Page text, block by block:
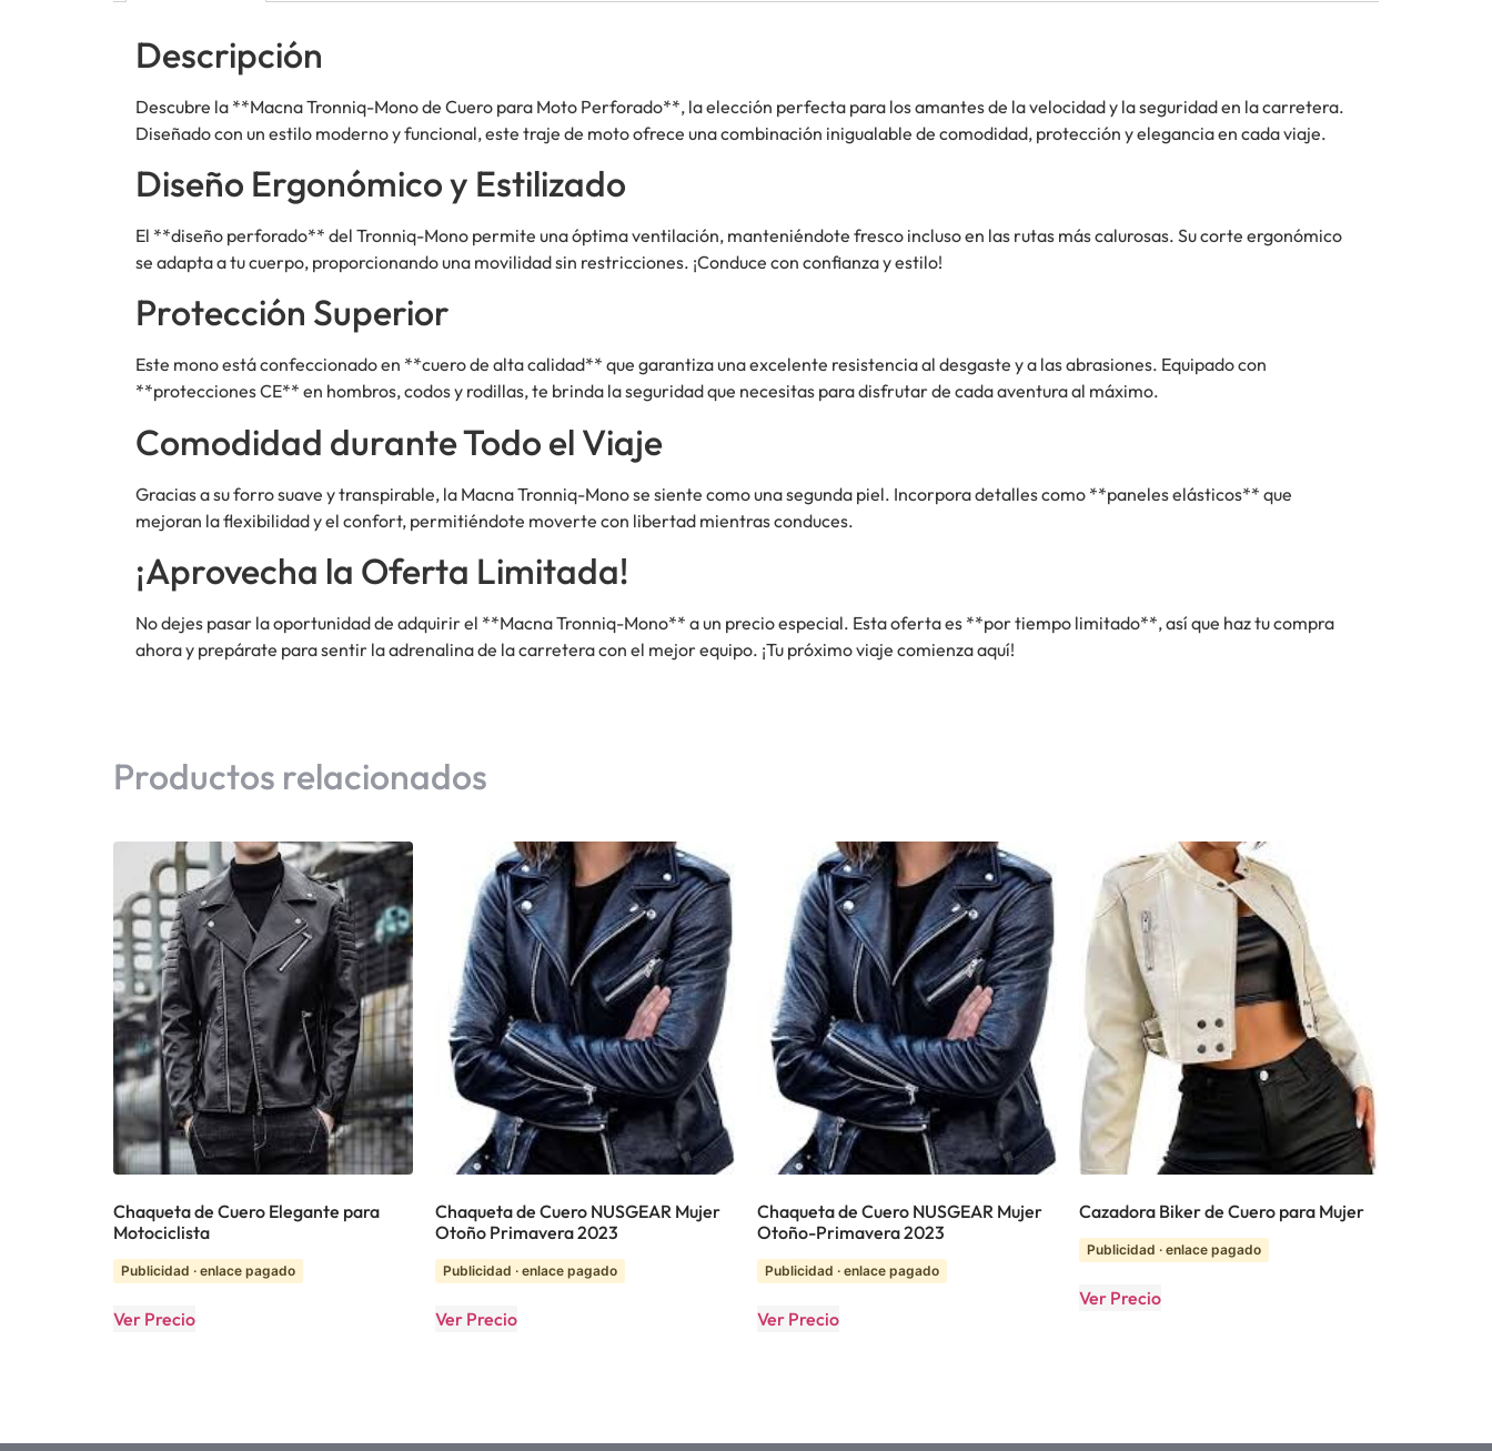
Descripción
Descubre la **Macna Tronniq-Mono de Cuero para Moto Perforado**, la elección perfecta para los amantes de la velocidad y la seguridad en la carretera.
Diseñado con un estilo moderno y funcional, este traje de moto ofrece una combinación inigualable de comodidad, protección y elegancia en cada viaje.
Diseño Ergonómico y Estilizado
El **diseño perforado** del Tronniq-Mono permite una óptima ventilación, manteniéndote fresco incluso en las rutas más calurosas. Su corte ergonómico
se adapta a tu cuerpo, proporcionando una movilidad sin restricciones. ¡Conduce con confianza y estilo!
Protección Superior
Este mono está confeccionado en **cuero de alta calidad** que garantiza una excelente resistencia al desgaste y a las abrasiones. Equipado con
**protecciones CE** en hombros, codos y rodillas, te brinda la seguridad que necesitas para disfrutar de cada aventura al máximo.
Comodidad durante Todo el Viaje
Gracias a su forro suave y transpirable, la Macna Tronniq-Mono se siente como una segunda piel. Incorpora detalles como **paneles elásticos** que
mejoran la flexibilidad y el confort, permitiéndote moverte con libertad mientras conduces.
¡Aprovecha la Oferta Limitada!
No dejes pasar la oportunidad de adquirir el **Macna Tronniq-Mono** a un precio especial. Esta oferta es **por tiempo limitado**, así que haz tu compra
ahora y prepárate para sentir la adrenalina de la carretera con el mejor equipo. ¡Tu próximo viaje comienza aquí!
Productos relacionados
Chaqueta de Cuero Elegante para
Motociclista
Publicidad · enlace pagado
Ver Precio
Chaqueta de Cuero NUSGEAR Mujer
Otoño Primavera 2023
Publicidad · enlace pagado
Ver Precio
Chaqueta de Cuero NUSGEAR Mujer
Otoño-Primavera 2023
Publicidad · enlace pagado
Ver Precio
Cazadora Biker de Cuero para Mujer
Publicidad · enlace pagado
Ver Precio